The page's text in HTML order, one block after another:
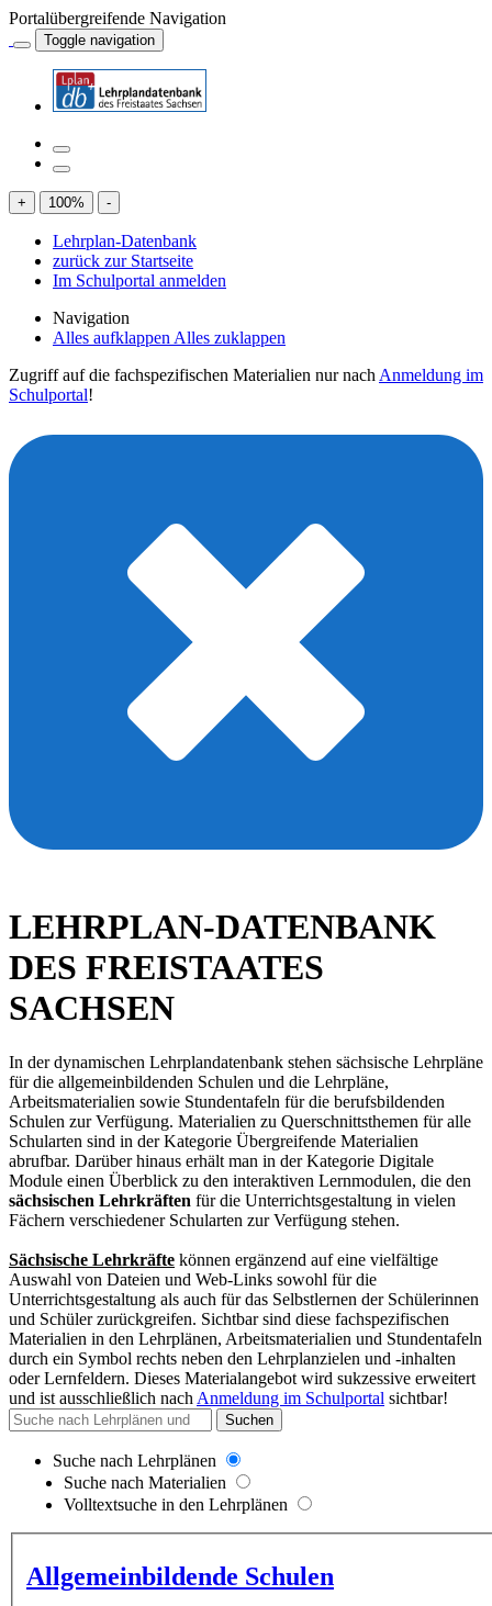
Portalübergreifende Navigation
Toggle navigation
+ 100% -
Lehrplan-Datenbank
zurück zur Startseite
Im Schulportal anmelden
Navigation
Alles aufklappen Alles zuklappen
Zugriff auf die fachspezifischen Materialien nur nach Anmeldung im
Schulportal!
LEHRPLAN-DATENBANK
DES FREISTAATES
SACHSEN
In der dynamischen Lehrplandatenbank stehen sächsische Lehrpläne
für die allgemeinbildenden Schulen und die Lehrpläne,
Arbeitsmaterialien sowie Stundentafeln für die berufsbildenden
Schulen zur Verfügung. Materialien zu Querschnittsthemen für alle
Schularten sind in der Kategorie Übergreifende Materialien
abrufbar. Darüber hinaus erhält man in der Kategorie Digitale
Module einen Überblick zu den interaktiven Lernmodulen, die den
sächsischen Lehrkräften für die Unterrichtsgestaltung in vielen
Fächern verschiedener Schularten zur Verfügung stehen.
Sächsische Lehrkräfte können ergänzend auf eine vielfältige
Auswahl von Dateien und Web-Links sowohl für die
Unterrichtsgestaltung als auch für das Selbstlernen der Schülerinnen
und Schüler zurückgreifen. Sichtbar sind diese fachspezifischen
Materialien in den Lehrplänen, Arbeitsmaterialien und Stundentafeln
durch ein Symbol rechts neben den Lehrplanzielen und -inhalten
oder Lernfeldern. Dieses Materialangebot wird sukzessive erweitert
und ist ausschließlich nach Anmeldung im Schulportal sichtbar!
Suchen
Suche nach Lehrplänen
Suche nach Materialien
Volltextsuche in den Lehrplänen
Allgemeinbildende Schulen